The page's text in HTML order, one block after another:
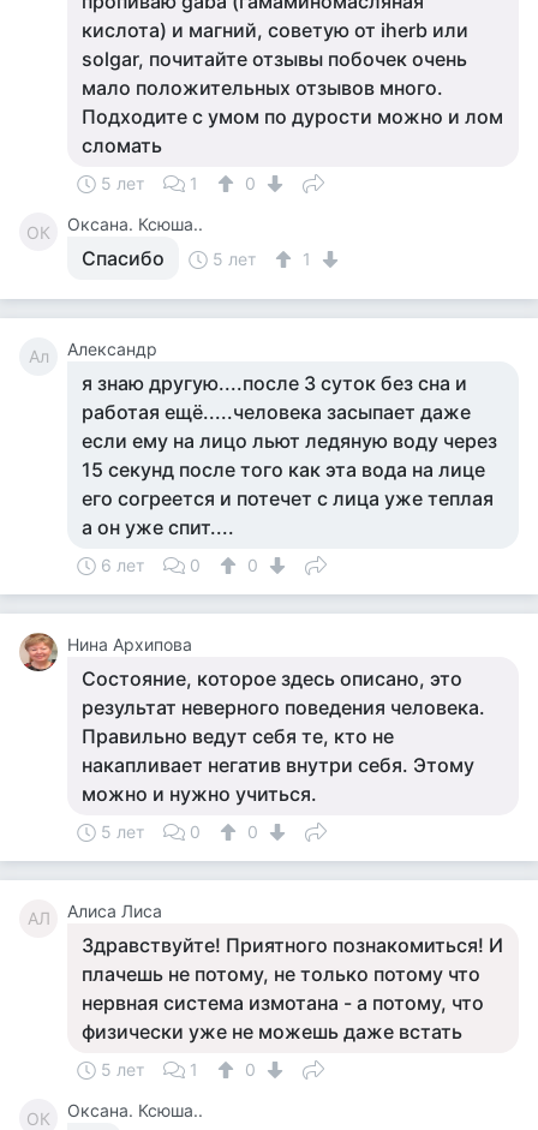
кислота) и магний, советую от iherb или
solgar, почитайте отзывы побочек очень
мало положительных отзывов много.
Подходите с умом по дурости можно и лом
сломать
5 лет 1 0
ОК Оксана. Ксюша..
Спасибо 5 лет 1
Ал Александр
я знаю другую....после 3 суток без сна и
работая ещё.....человека засыпает даже
если ему на лицо льют ледяную воду через
15 секунд после того как эта вода на лице
его согреется и потечет с лица уже теплая
а он уже спит....
6 лет 0 0
Нина Архипова
Состояние, которое здесь описано, это
результат неверного поведения человека.
Правильно ведут себя те, кто не
накапливает негатив внутри себя. Этому
можно и нужно учиться.
5 лет 0 0
АЛ Алиса Лиса
Здравствуйте! Приятного познакомиться! И
плачешь не потому, не только потому что
нервная система измотана - а потому, что
физически уже не можешь даже встать
5 лет 1 0
ОК Оксана. Ксюша..